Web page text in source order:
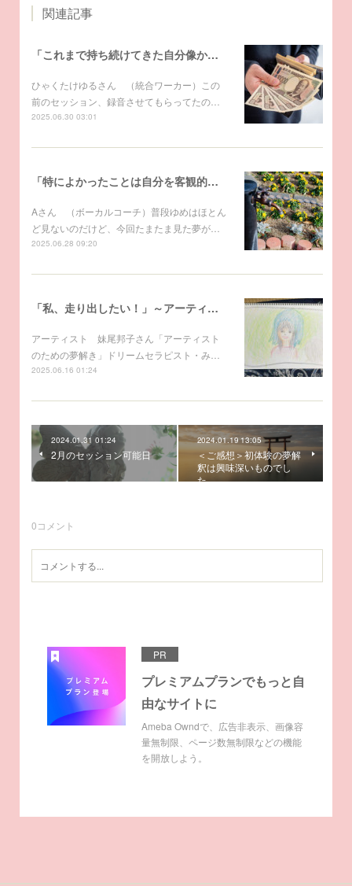
関連記事
「これまで持ち続けてきた自分像からなにから、すべてが変わり始めた」～アーティストのための夢解き
ひゃくたけゆるさん （統合ワーカー）この
前のセッション、録音させてもらってたの…
2025.06.30 03:01
「特によかったことは自分を客観的に見られたことでした」～アーティストのための夢解き
Aさん （ボーカルコーチ）普段ゆめはほとん
ど見ないのだけど、今回たまたま見た夢が…
2025.06.28 09:20
「私、走り出したい！」～アーティストのための夢解き
アーティスト 妹尾邦子さん「アーティスト
のための夢解き」ドリームセラピスト・み…
2025.06.16 01:24
2024.01.31 01:24
2月のセッション可能日
2024.01.19 13:05
＜ご感想＞初体験の夢解
釈は興味深いものでし
た。
0コメント
PR
プレミアムプランでもっと自
由なサイトに
Ameba Owndで、広告非表示、画像容
量無制限、ページ数無制限などの機能
を開放しよう。